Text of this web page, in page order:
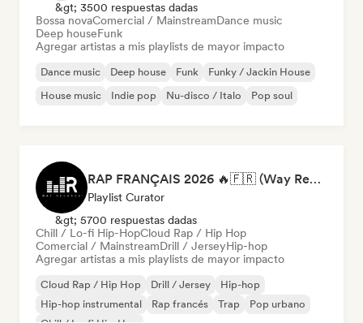
&gt; 3500 respuestas dadas
Bossa novaComercial / MainstreamDance music
Deep houseFunk
Agregar artistas a mis playlists de mayor impacto
Dance music Deep house Funk
Funky / Jackin House
House music
Indie pop Nu-disco / Italo Pop soul
RAP FRANÇAIS 2026 🔥🇫🇷 (Way Records)
Playlist Curator
&gt; 5700 respuestas dadas
Chill / Lo-fi Hip-HopCloud Rap / Hip Hop
Comercial / MainstreamDrill / JerseyHip-hop
Agregar artistas a mis playlists de mayor impacto
Cloud Rap / Hip Hop Drill / Jersey
Hip-hop
Hip-hop instrumental
Rap francés Trap
Pop urbano